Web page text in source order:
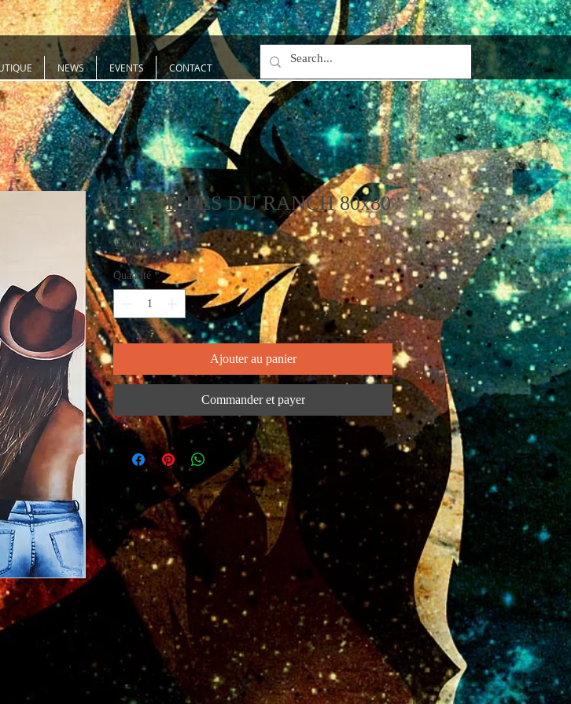
NEWS EVENTS CONTACT
LES FILLES DU RANCH 80x80
1 500,00 €Prix
Quantité *
Ajouter au panier
Commander et payer